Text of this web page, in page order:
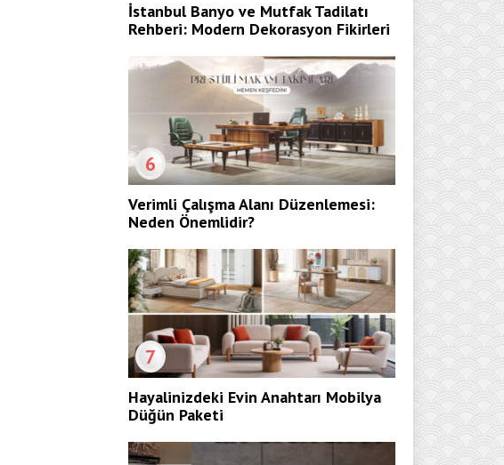
İstanbul Banyo ve Mutfak Tadilatı
Rehberi: Modern Dekorasyon Fikirleri
6
Verimli Çalışma Alanı Düzenlemesi:
Neden Önemlidir?
7
Hayalinizdeki Evin Anahtarı Mobilya
Düğün Paketi